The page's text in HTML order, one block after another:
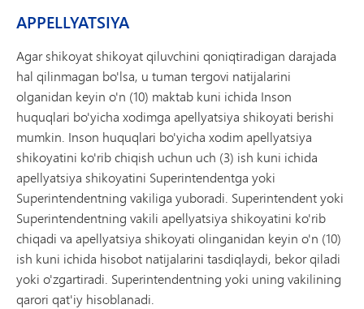
APPELLYATSIYA
Agar shikoyat shikoyat qiluvchini qoniqtiradigan darajada
hal qilinmagan bo'lsa, u tuman tergovi natijalarini
olganidan keyin o'n (10) maktab kuni ichida Inson
huquqlari bo'yicha xodimga apellyatsiya shikoyati berishi
mumkin. Inson huquqlari bo'yicha xodim apellyatsiya
shikoyatini ko'rib chiqish uchun uch (3) ish kuni ichida
apellyatsiya shikoyatini Superintendentga yoki
Superintendentning vakiliga yuboradi. Superintendent yoki
Superintendentning vakili apellyatsiya shikoyatini ko'rib
chiqadi va apellyatsiya shikoyati olinganidan keyin o'n (10)
ish kuni ichida hisobot natijalarini tasdiqlaydi, bekor qiladi
yoki o'zgartiradi. Superintendentning yoki uning vakilining
qarori qat'iy hisoblanadi.